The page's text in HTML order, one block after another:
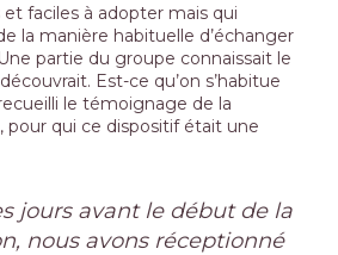
faciles à adopter mais qui
la manière habituelle d’échanger
partie du groupe connaissait le
Est-ce qu’on s’habitue
le témoignage de la
pour qui ce dispositif était une
jours avant le début de la
nous avons réceptionné